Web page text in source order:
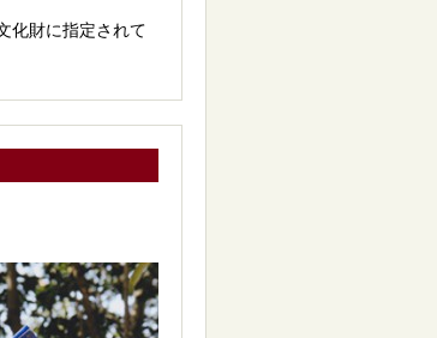
化財に指定されて